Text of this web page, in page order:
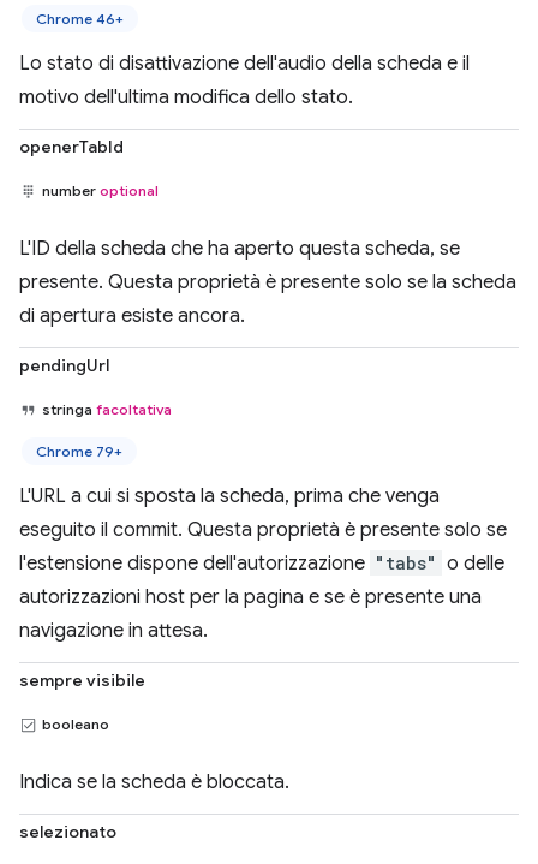
Chrome 46+
Lo stato di disattivazione dell'audio della scheda e il
motivo dell'ultima modifica dello stato.
openerTabId
number optional
L'ID della scheda che ha aperto questa scheda, se
presente. Questa proprietà è presente solo se la scheda
di apertura esiste ancora.
pendingUrl
stringa facoltativa
Chrome 79+
L'URL a cui si sposta la scheda, prima che venga
eseguito il commit. Questa proprietà è presente solo se
l'estensione dispone dell'autorizzazione "tabs" o delle
autorizzazioni host per la pagina e se è presente una
navigazione in attesa.
sempre visibile
booleano
Indica se la scheda è bloccata.
selezionato